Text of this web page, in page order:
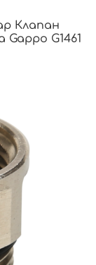
Клапан
G1461